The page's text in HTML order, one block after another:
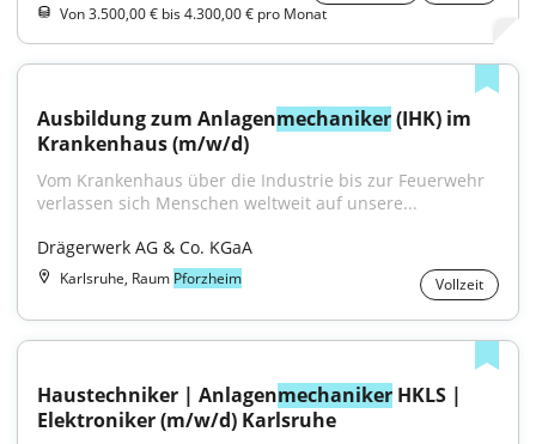
Von 3.500,00 € bis 4.300,00 € pro Monat
Ausbildung zum Anlagenmechaniker (IHK) im
Krankenhaus (m/w/d)
Vom Krankenhaus über die Industrie bis zur Feuerwehr
verlassen sich Menschen weltweit auf unsere...
Drägerwerk AG & Co. KGaA
Karlsruhe, Raum Pforzheim Vollzeit
Haustechniker | Anlagenmechaniker HKLS |
Elektroniker (m/w/d) Karlsruhe